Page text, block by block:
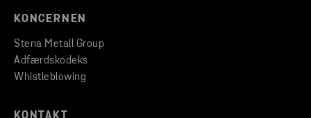
KONCERNEN
Stena Metall Group
Adfærdskodeks
Whistleblowing
KONTAKT